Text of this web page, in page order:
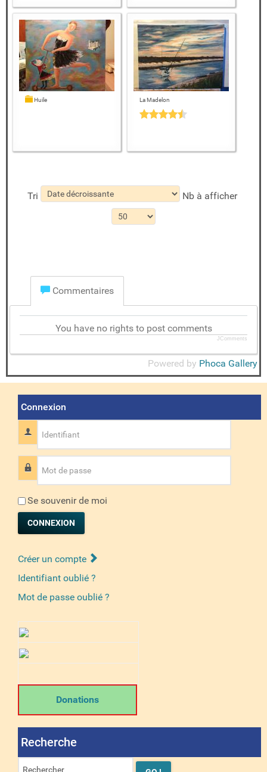
Huile La Madelon
Tri Nb à afficher
Commentaires
You have no rights to post comments
JComments
Powered by Phoca Gallery
Connexion
Identifiant
Mot de passe
Se souvenir de moi
CONNEXION
Créer un compte
Identifiant oublié ?
Mot de passe oublié ?
Donations
Recherche